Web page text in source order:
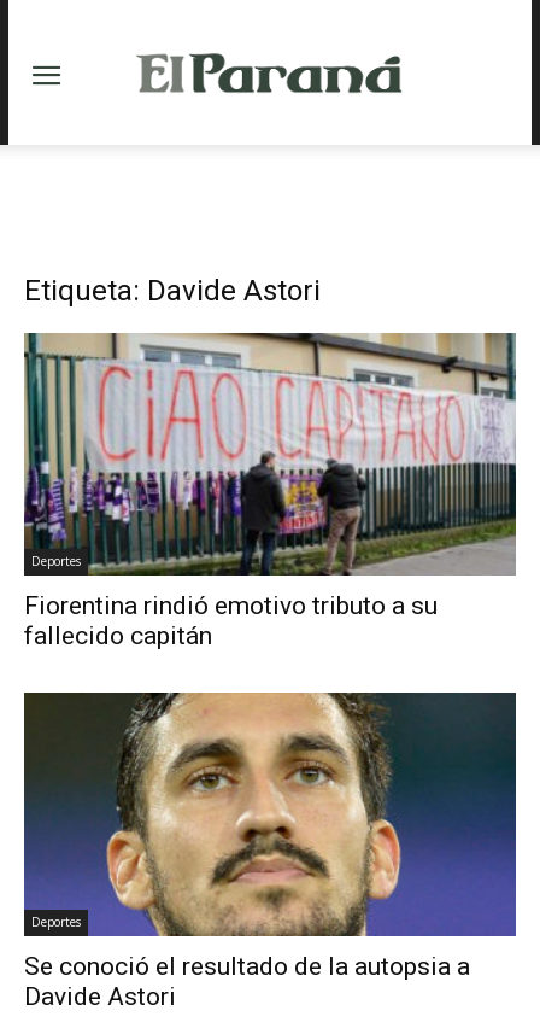
Etiqueta: Davide Astori
Deportes
Fiorentina rindió emotivo tributo a su
fallecido capitán
Deportes
Se conoció el resultado de la autopsia a
Davide Astori